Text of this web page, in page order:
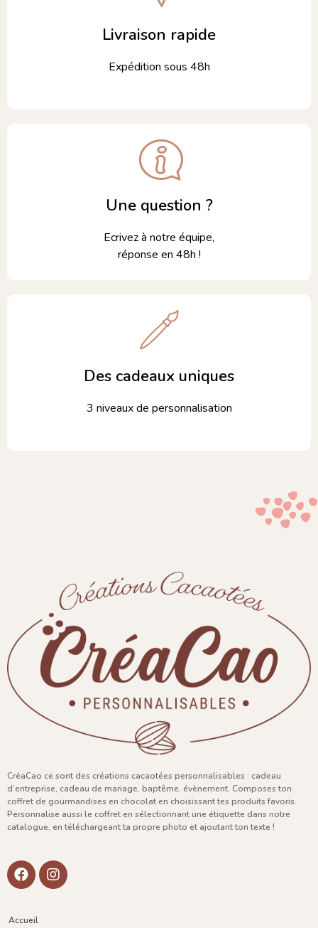
Livraison rapide
Expédition sous 48h
Une question ?
Ecrivez à notre équipe,
réponse en 48h !
Des cadeaux uniques
3 niveaux de personnalisation
CréaCao ce sont des créations cacaotées personnalisables : cadeau
d’entreprise, cadeau de mariage, baptême, évènement. Composes ton
coffret de gourmandises en chocolat en choisissant tes produits favoris.
Personnalise aussi le coffret en sélectionnant une étiquette dans notre
catalogue, en téléchargeant ta propre photo et ajoutant ton texte !
Accueil